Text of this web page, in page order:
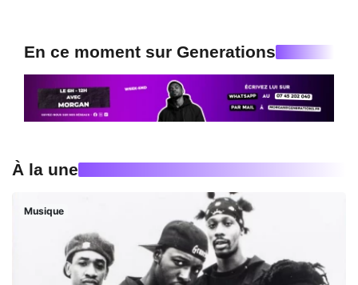
En ce moment sur Generations
À la une
Musique